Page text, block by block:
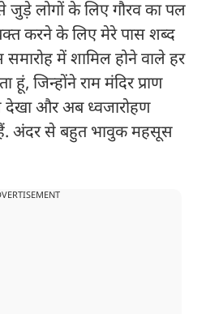
जुड़े लोगों के लिए गौरव का पल
करने के लिए मेरे पास शब्द
में शामिल होने वाले हर
जिन्होंने राम मंदिर प्राण
देखा और अब ध्वजारोहण
हैं. अंदर से बहुत भावुक महसूस